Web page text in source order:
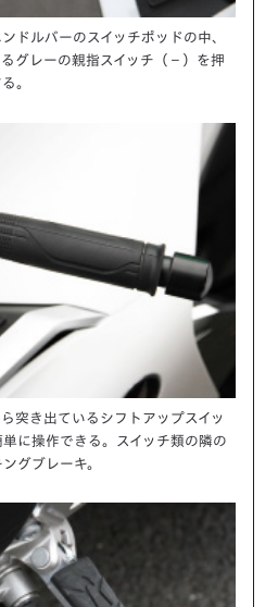
ドルバーのスイッチポッドの中、
グレーの親指スイッチ（－）を押
。
突き出ているシフトアップスイッ
に操作できる。スイッチ類の隣の
グブレーキ。